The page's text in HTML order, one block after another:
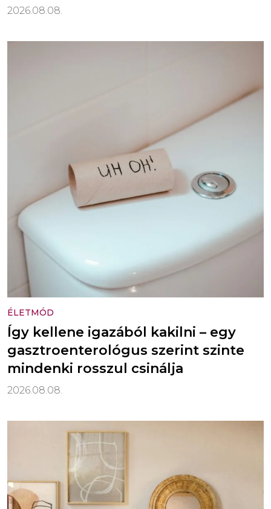
2026.08.08.
ÉLETMÓD
Így kellene igazából kakilni – egy
gasztroenterológus szerint szinte
mindenki rosszul csinálja
2026.08.08.